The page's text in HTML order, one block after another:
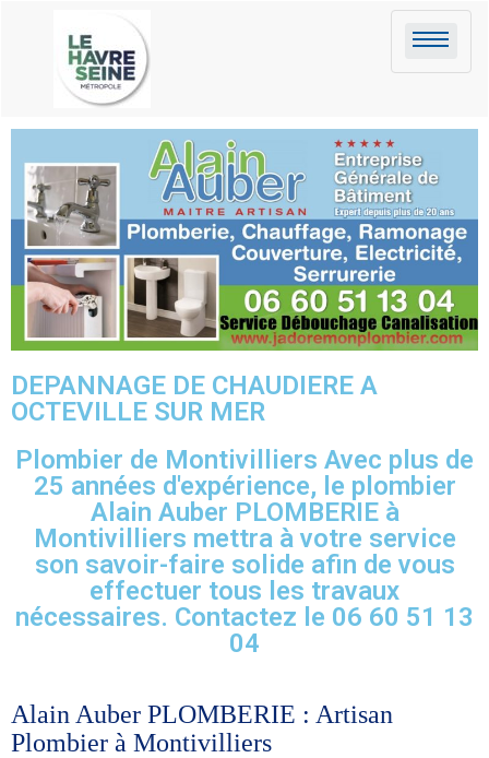
DEPANNAGE DE CHAUDIERE A
OCTEVILLE SUR MER
Plombier de Montivilliers Avec plus de
25 années d'expérience, le plombier
Alain Auber PLOMBERIE à
Montivilliers mettra à votre service
son savoir-faire solide afin de vous
effectuer tous les travaux
nécessaires. Contactez le 06 60 51 13
04
Alain Auber PLOMBERIE : Artisan
Plombier à Montivilliers